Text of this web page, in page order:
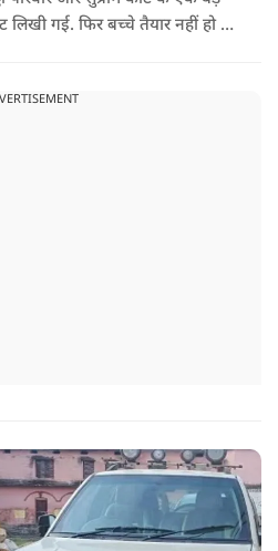
गई. फिर बच्चे तैयार नहीं हो रहे